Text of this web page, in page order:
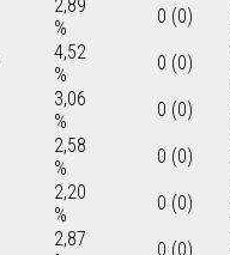
2,89
%
0 (0)
4,52
%
0 (0)
3,06
%
0 (0)
2,58
%
0 (0)
2,20
%
0 (0)
2,87
0 (0)